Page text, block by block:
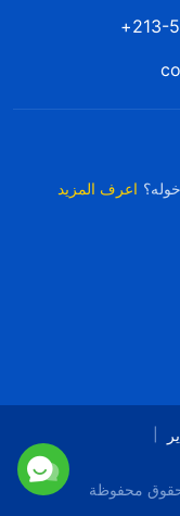
اعرف المزيد
محفوظة